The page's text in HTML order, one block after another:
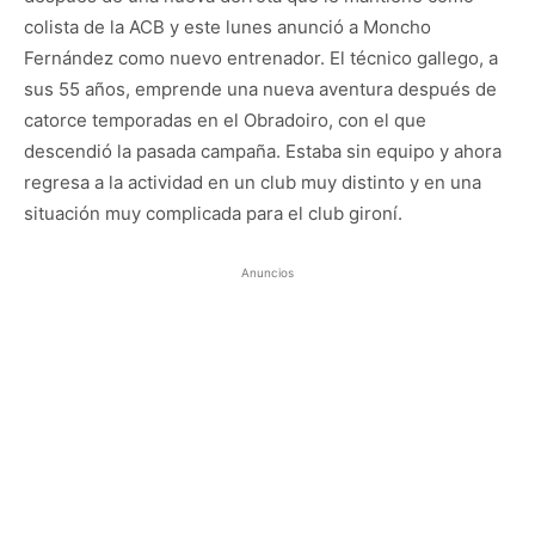
colista de la ACB y este lunes anunció a Moncho
Fernández como nuevo entrenador. El técnico gallego, a
sus 55 años, emprende una nueva aventura después de
catorce temporadas en el Obradoiro, con el que
descendió la pasada campaña. Estaba sin equipo y ahora
regresa a la actividad en un club muy distinto y en una
situación muy complicada para el club gironí.
Anuncios